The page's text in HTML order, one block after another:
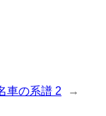
車の系譜 2 →